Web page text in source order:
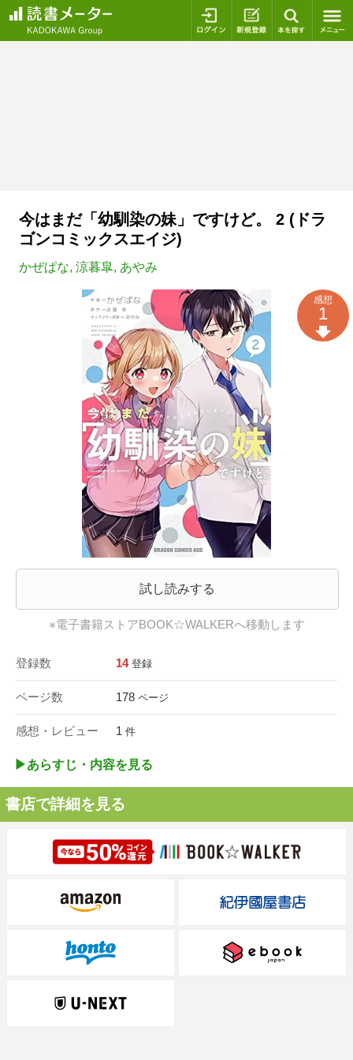
ログイン 新規登録
今はまだ「幼馴染の妹」ですけど。 2 (ドラ
ゴンコミックスエイジ)
かぜぱな, 涼暮皐, あやみ
試し読みする
※電子書籍ストアBOOK☆WALKERへ移動します
登録数 14 登録
ページ数 178 ページ
感想・レビュー 1 件
感想
1
▶︎あらすじ・内容を見る
書店で詳細を見る